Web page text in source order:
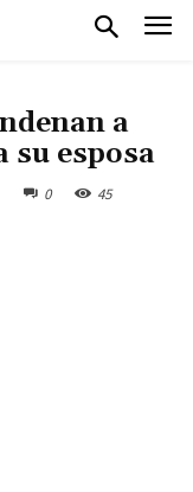
a
su esposa
0 45